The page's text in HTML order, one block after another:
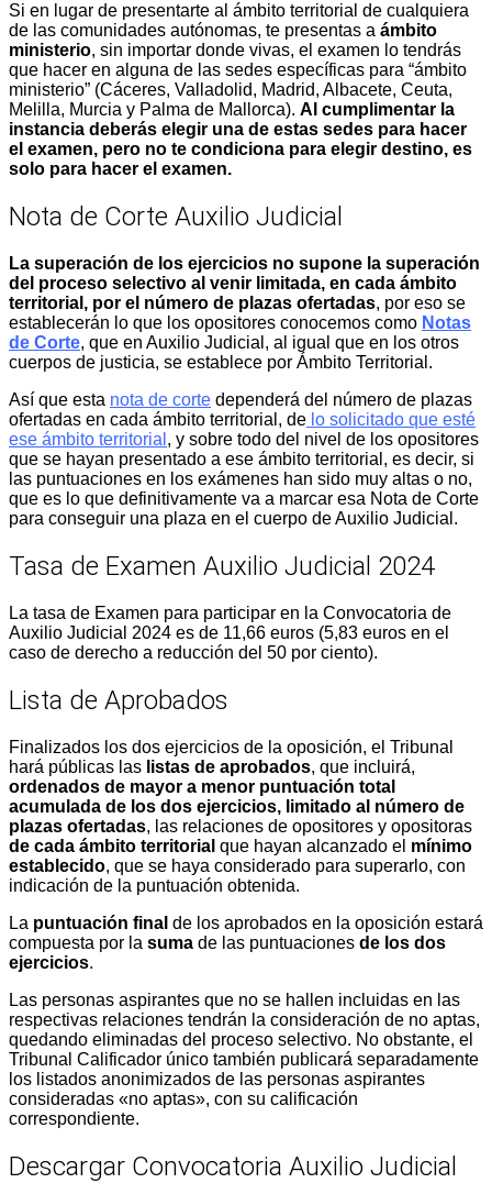
Si en lugar de presentarte al ámbito territorial de cualquiera
de las comunidades autónomas, te presentas a ámbito
ministerio, sin importar donde vivas, el examen lo tendrás
que hacer en alguna de las sedes específicas para “ámbito
ministerio” (Cáceres, Valladolid, Madrid, Albacete, Ceuta,
Melilla, Murcia y Palma de Mallorca). Al cumplimentar la
instancia deberás elegir una de estas sedes para hacer
el examen, pero no te condiciona para elegir destino, es
solo para hacer el examen.
Nota de Corte Auxilio Judicial
La superación de los ejercicios no supone la superación
del proceso selectivo al venir limitada, en cada ámbito
territorial, por el número de plazas ofertadas, por eso se
establecerán lo que los opositores conocemos como Notas
de Corte, que en Auxilio Judicial, al igual que en los otros
cuerpos de justicia, se establece por Ámbito Territorial.
Así que esta nota de corte dependerá del número de plazas
ofertadas en cada ámbito territorial, de lo solicitado que esté
ese ámbito territorial , y sobre todo del nivel de los opositores
que se hayan presentado a ese ámbito territorial, es decir, si
las puntuaciones en los exámenes han sido muy altas o no,
que es lo que definitivamente va a marcar esa Nota de Corte
para conseguir una plaza en el cuerpo de Auxilio Judicial.
Tasa de Examen Auxilio Judicial 2024
La tasa de Examen para participar en la Convocatoria de
Auxilio Judicial 2024 es de 11,66 euros (5,83 euros en el
caso de derecho a reducción del 50 por ciento).
Lista de Aprobados
Finalizados los dos ejercicios de la oposición, el Tribunal
hará públicas las listas de aprobados, que incluirá,
ordenados de mayor a menor puntuación total
acumulada de los dos ejercicios, limitado al número de
plazas ofertadas, las relaciones de opositores y opositoras
de cada ámbito territorial que hayan alcanzado el mínimo
establecido, que se haya considerado para superarlo, con
indicación de la puntuación obtenida.
La puntuación final de los aprobados en la oposición estará
compuesta por la suma de las puntuaciones de los dos
ejercicios.
Las personas aspirantes que no se hallen incluidas en las
respectivas relaciones tendrán la consideración de no aptas,
quedando eliminadas del proceso selectivo. No obstante, el
Tribunal Calificador único también publicará separadamente
los listados anonimizados de las personas aspirantes
consideradas «no aptas», con su calificación
correspondiente.
Descargar Convocatoria Auxilio Judicial